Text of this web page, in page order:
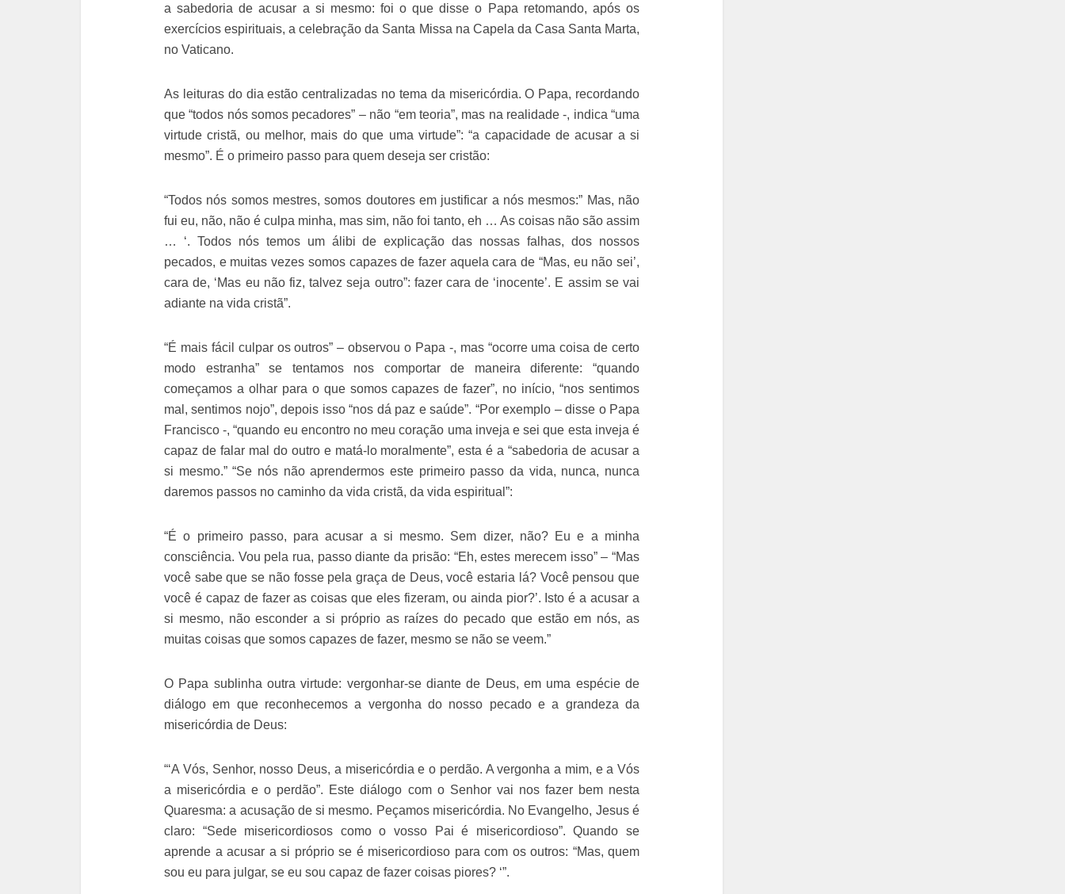
a sabedoria de acusar a si mesmo: foi o que disse o Papa retomando, após os
exercícios espirituais, a celebração da Santa Missa na Capela da Casa Santa Marta,
no Vaticano.
As leituras do dia estão centralizadas no tema da misericórdia. O Papa, recordando
que “todos nós somos pecadores” – não “em teoria”, mas na realidade -, indica “uma
virtude cristã, ou melhor, mais do que uma virtude”: “a capacidade de acusar a si
mesmo”. É o primeiro passo para quem deseja ser cristão:
“Todos nós somos mestres, somos doutores em justificar a nós mesmos:” Mas, não
fui eu, não, não é culpa minha, mas sim, não foi tanto, eh … As coisas não são assim
… ‘. Todos nós temos um álibi de explicação das nossas falhas, dos nossos
pecados, e muitas vezes somos capazes de fazer aquela cara de “Mas, eu não sei’,
cara de, ‘Mas eu não fiz, talvez seja outro”: fazer cara de ‘inocente’. E assim se vai
adiante na vida cristã”.
“É mais fácil culpar os outros” – observou o Papa -, mas “ocorre uma coisa de certo
modo estranha” se tentamos nos comportar de maneira diferente: “quando
começamos a olhar para o que somos capazes de fazer”, no início, “nos sentimos
mal, sentimos nojo”, depois isso “nos dá paz e saúde”. “Por exemplo – disse o Papa
Francisco -, “quando eu encontro no meu coração uma inveja e sei que esta inveja é
capaz de falar mal do outro e matá-lo moralmente”, esta é a “sabedoria de acusar a
si mesmo.” “Se nós não aprendermos este primeiro passo da vida, nunca, nunca
daremos passos no caminho da vida cristã, da vida espiritual”:
“É o primeiro passo, para acusar a si mesmo. Sem dizer, não? Eu e a minha
consciência. Vou pela rua, passo diante da prisão: “Eh, estes merecem isso” – “Mas
você sabe que se não fosse pela graça de Deus, você estaria lá? Você pensou que
você é capaz de fazer as coisas que eles fizeram, ou ainda pior?’. Isto é a acusar a
si mesmo, não esconder a si próprio as raízes do pecado que estão em nós, as
muitas coisas que somos capazes de fazer, mesmo se não se veem.”
O Papa sublinha outra virtude: vergonhar-se diante de Deus, em uma espécie de
diálogo em que reconhecemos a vergonha do nosso pecado e a grandeza da
misericórdia de Deus:
“‘A Vós, Senhor, nosso Deus, a misericórdia e o perdão. A vergonha a mim, e a Vós
a misericórdia e o perdão”. Este diálogo com o Senhor vai nos fazer bem nesta
Quaresma: a acusação de si mesmo. Peçamos misericórdia. No Evangelho, Jesus é
claro: “Sede misericordiosos como o vosso Pai é misericordioso”. Quando se
aprende a acusar a si próprio se é misericordioso para com os outros: “Mas, quem
sou eu para julgar, se eu sou capaz de fazer coisas piores? ‘”.